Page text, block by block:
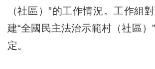
（社區）”的工作情況。工作組
建“全國民主法治示範村（社區）
定。